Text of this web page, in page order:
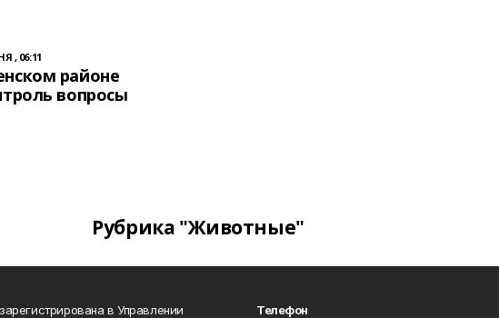
, 06:11
районе
вопросы
Рубрика "Животные"
в Управлении Телефон